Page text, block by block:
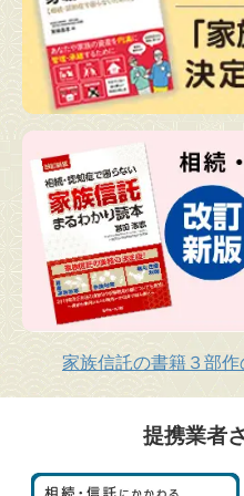
家族信託の書籍３部
提携業者